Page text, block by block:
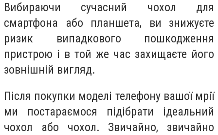
Вибираючи сучасний чохол для
смартфона або планшета, ви знижуєте
ризик випадкового пошкодження
пристрою і в той же час захищаєте його
зовнішній вигляд.
Після покупки моделі телефону вашої мрії
ми постараємося підібрати ідеальний
чохол або чохол. Звичайно, звичайно